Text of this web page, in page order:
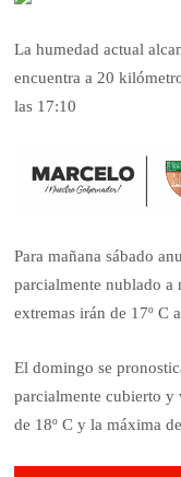
La humedad actual
encuentra a 20
las 17:10
Para mañana sábado
parcialmente nublado a
extremas irán de 17º C
El domingo se
parcialmente cubierto y
de 18º C y la máxima